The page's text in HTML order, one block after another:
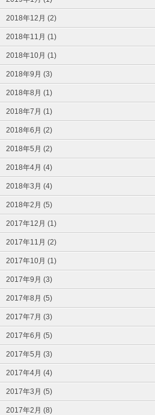
2018年12月 (2)
2018年11月 (1)
2018年10月 (1)
2018年9月 (3)
2018年8月 (1)
2018年7月 (1)
2018年6月 (2)
2018年5月 (2)
2018年4月 (4)
2018年3月 (4)
2018年2月 (5)
2017年12月 (1)
2017年11月 (2)
2017年10月 (1)
2017年9月 (3)
2017年8月 (5)
2017年7月 (3)
2017年6月 (5)
2017年5月 (3)
2017年4月 (4)
2017年3月 (5)
2017年2月 (8)